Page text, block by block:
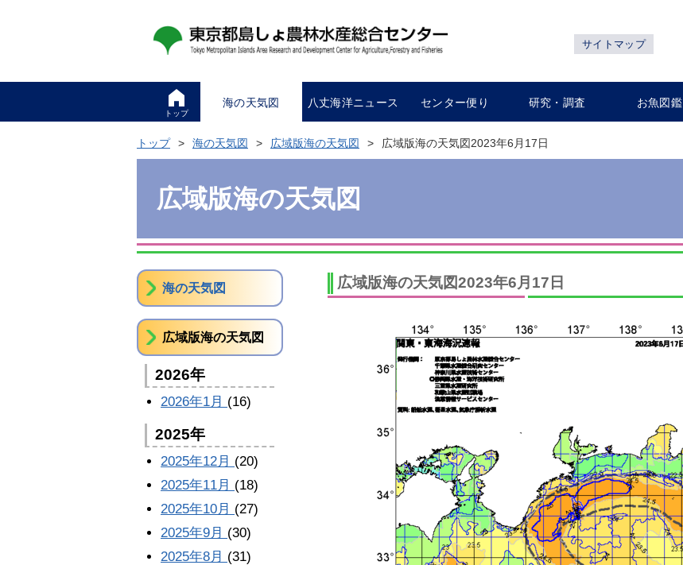
サイトマップ
トップ
海の天気図 八丈海洋ニュース センター便り 研究・調査 お魚図鑑
トップ 海の天気図 広域版海の天気図 広域版海の天気図2023年6月17日
広域版海の天気図
広域版海の天気図2023年6月17日
海の天気図
広域版海の天気図
2026年
2026年1月 (16)
2025年
2025年12月 (20)
2025年11月 (18)
2025年10月 (27)
2025年9月 (30)
2025年8月 (31)